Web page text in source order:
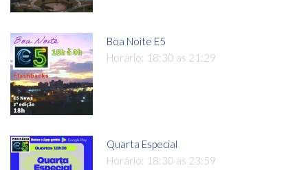
Boa Noite E5
Horário: 18:30 as 21:29
Quarta Especial
Horário: 18:30 as 23:59